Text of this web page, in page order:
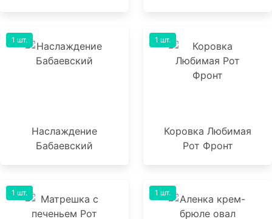
Наслаждение
Бабаевский
1 шт.
Коровка Любимая
Рот Фронт
1 шт.
1 шт. 1 шт.